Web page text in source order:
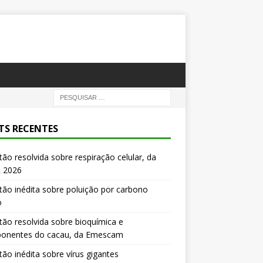
RECENTES
resolvida sobre respiração celular, da
2026
inédita sobre poluição por carbono
resolvida sobre bioquímica e
do cacau, da Emescam
inédita sobre vírus gigantes